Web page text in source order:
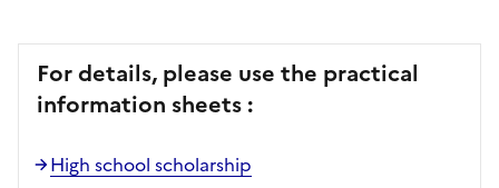
For details, please use the practical
information sheets :
High school scholarship